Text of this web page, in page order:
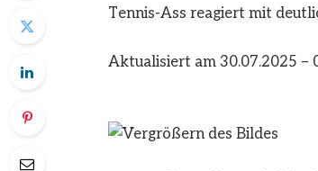
Tennis-Ass reagiert mit
Aktualisiert am 30.07.2025 –